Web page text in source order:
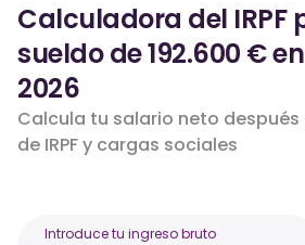
Calculadora del IRPF
sueldo de 192.600 €
2026
Calcula tu salario neto
de IRPF y cargas sociales
Introduce tu ingreso bruto